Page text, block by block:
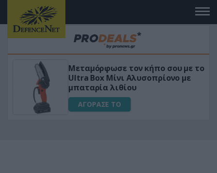
«Μαγική» φόρμουλα τριβόλι +
για αύξηση της λίμπιντο
ΑΓΟΡΑΣΕ ΤΟ